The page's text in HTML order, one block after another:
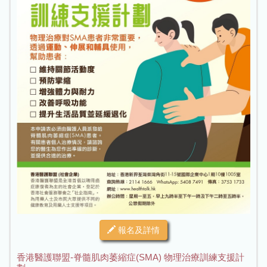
報名及詳情
香港醫護聯盟-脊髓肌肉萎縮症(SMA) 物理治療訓練支援計